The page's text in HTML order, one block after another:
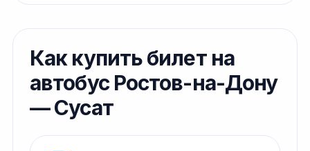
Как купить билет на
автобус Ростов-на-Дону
— Сусат